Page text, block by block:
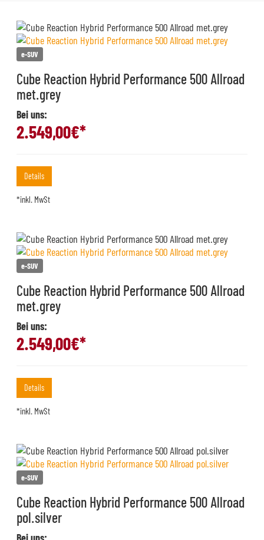
e-SUV
Cube Reaction Hybrid Performance 500 Allroad
met.grey
Bei uns:
2.549,00€*
Details
*inkl. MwSt
e-SUV
Cube Reaction Hybrid Performance 500 Allroad
met.grey
Bei uns:
2.549,00€*
Details
*inkl. MwSt
e-SUV
Cube Reaction Hybrid Performance 500 Allroad
pol.silver